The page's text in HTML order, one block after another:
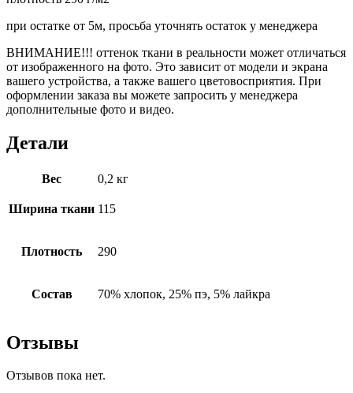
при остатке от 5м, просьба уточнять остаток у менеджера
ВНИМАНИЕ!!! оттенок ткани в реальности может отличаться
от изображенного на фото. Это зависит от модели и экрана
вашего устройства, а также вашего цветовосприятия. При
оформлении заказа вы можете запросить у менеджера
дополнительные фото и видео.
Детали
Вес 0,2 кг
Ширина ткани 115
Плотность 290
Состав 70% хлопок, 25% пэ, 5% лайкра
Отзывы
Отзывов пока нет.